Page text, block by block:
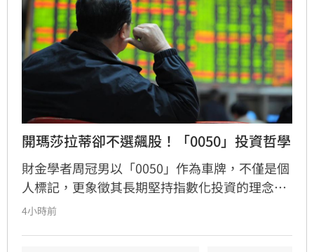
開瑪莎拉蒂卻不選飆股！「0050」投資哲學
財金學者周冠男以「0050」作為車牌，不僅是個
人標記，更象徵其長期堅持指數化投資的理念。
他透過學術研究與親身實踐發現，頻繁選股難以
4小時前